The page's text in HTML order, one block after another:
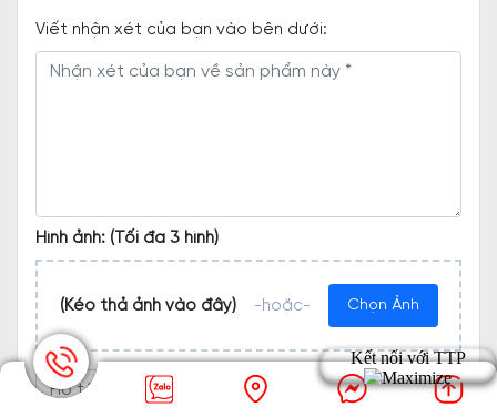
Viết nhận xét của bạn vào bên dưới:
Hình ảnh: (Tối đa 3 hình)
(Kéo thả ảnh vào đây) -hoặc- Chọn Ảnh